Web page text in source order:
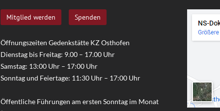
Mitglied werden Spenden
Öffnungszeiten Gedenkstätte KZ Osthofen
Dienstag bis Freitag: 9.00 – 17.00 Uhr
Samstag: 13:00 Uhr – 17:00 Uhr
Sonntag und Feiertage: 11:30 Uhr – 17:00 Uhr
Öffentliche Führungen am ersten Sonntag im Monat